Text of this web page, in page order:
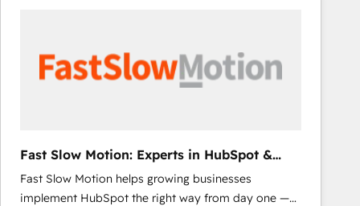
One company, one operating model, delivering
across offices and consulting teams in the UK, USA,
international offices and 175+ employees.
Fast Slow Motion: Experts in HubSpot &
Salesforce
Fast Slow Motion helps growing businesses
implement HubSpot the right way from day one —